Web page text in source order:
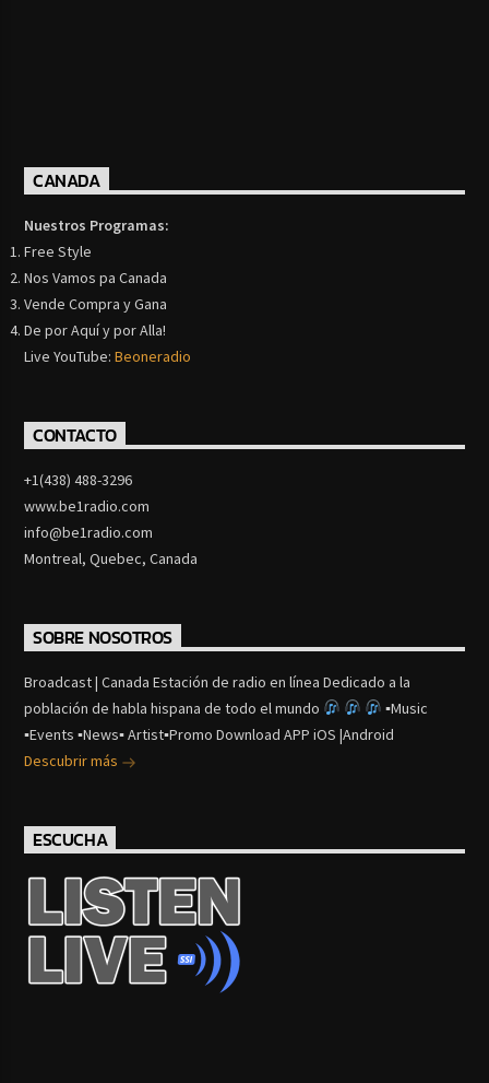
CANADA
Nuestros Programas:
Free Style
Nos Vamos pa Canada
Vende Compra y Gana
De por Aquí y por Alla!
Live YouTube:Beoneradio
CONTACTO
+1(438) 488-3296
www.be1radio.com
info@be1radio.com
Montreal, Quebec, Canada
SOBRE NOSOTROS
Broadcast | Canada Estación de radio en línea Dedicado a la
población de habla hispana de todo el mundo
▪Music
▪Events ▪News▪ Artist▪Promo Download APP iOS |Android
Descubrir más
ESCUCHA